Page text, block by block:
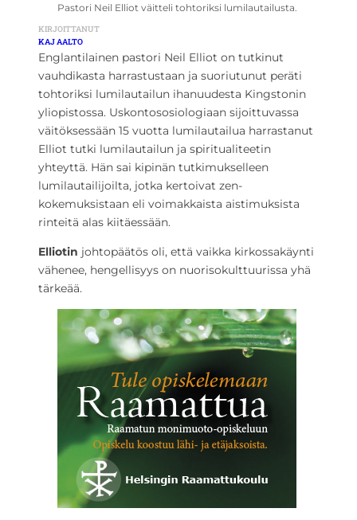
Pastori Neil Elliot väitteli tohtoriksi lumilautailusta.
KIRJOITTANUT
KAJ AALTO
Englantilainen pastori Neil Elliot on tutkinut
vauhdikasta harrastustaan ja suoriutunut peräti
tohtoriksi lumilautailun ihanuudesta Kingstonin
yliopistossa. Uskontososiologiaan sijoittuvassa
väitöksessään 15 vuotta lumilautailua harrastanut
Elliot tutki lumilautailun ja spiritualiteetin
yhteyttä. Hän sai kipinän tutkimukselleen
lumilautailijoilta, jotka kertoivat zen-
kokemuksistaan eli voimakkaista aistimuksista
rinteitä alas kiitäessään.
Elliotin johtopäätös oli, että vaikka kirkossakäynti
vähenee, hengellisyys on nuorisokulttuurissa yhä
tärkeää.